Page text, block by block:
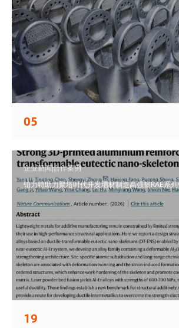
05
企业新闻|合作案例
铂力特助力聚塔时代开发增材制造高强韧RAE系
19